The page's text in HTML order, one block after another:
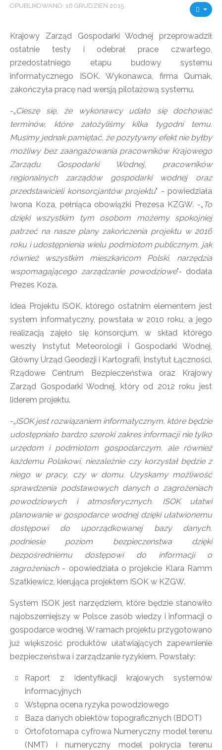
OPUBLIKOWANO: 16 GRUDZIEŃ 2015
Krajowy Zarząd Gospodarki Wodnej przeprowadził
ostatnie testy i odebrał prace czwartego,
przedostatniego etapu budowy systemu
informatycznego ISOK. Wykonawca, firma Qumak,
zakończyła pracę nad wersją pilotażową systemu.
-„Cieszę się, że wykonawcy udało się dochować
terminów, które założyliśmy kilka tygodni temu.
Musimy jednak pamiętać, że pozytywny efekt nie byłby
możliwy bez zaangażowania pracowników Krajowego
Zarządu Gospodarki Wodnej, pracowników
regionalnych zarządów gospodarki wodnej oraz
przedstawicieli konsorcjantów projektu" - powiedziała
Iwona Koza, pełniąca obowiązki Prezesa KZGW. -„ To
dzięki wszystkim tym osobom możemy spokojniej
patrzeć na nasze plany zakończenia projektu w 2016
roku i udostępnienia wielu podmiotom publicznym, jak
również wszystkim mieszkańcom Polski, narzędzia
wspomagającego zarządzanie powodziowe"‑ dodała
Prezes Koza.
Idea Projektu ISOK, którego ostatnim elementem jest
system informatyczny, powstała w 2010 roku, a jego
realizacją zajęło się konsorcjum, w skład którego
weszły Instytut Meteorologii i Gospodarki Wodnej,
Główny Urząd Geodezji i Kartografii, Instytut Łączności,
Rządowe Centrum Bezpieczeństwa oraz Krajowy
Zarząd Gospodarki Wodnej, który od 2012 roku jest
liderem projektu.
-„ISOK jest rozwiązaniem informatycznym, które będzie
udostępniało bardzo szeroki zakres informacji nie tylko
urzędom i podmiotom gospodarczym, ale również
każdemu Polakowi, niezależnie czy korzystał będzie z
niego w pracy, czy w domu. Uzyskamy możliwość
sprawdzenia podstawowych danych o zagrożeniach
powodziowych i atmosferycznych. ISOK ułatwi
planowanie w gospodarce wodnej dzięki ułatwionemu
dostępowi do uporządkowanej bazy danych,
podniesie poziom bezpieczeństwa dzięki
bezpośredniemu dostępowi do informacji o
zagrożeniach - opowiedziała o projekcie Klara Ramm
Szatkiewicz, kierująca projektem ISOK w KZGW.
System ISOK jest narzędziem, które będzie stanowiło
najobszerniejszy w Polsce zasób wiedzy i informacji o
gospodarce wodnej. W ramach projektu przygotowano
już większość produktów ułatwiających zapewnienie
bezpieczeństwa i zarządzanie ryzykiem. Powstały:
Raport z identyfikacji krajowych systemów
informacyjnych
Wstępna ocena ryzyka powodziowego
Baza danych obiektów topograficznych (BDOT)
Ortofotomapa cyfrowa Numeryczny model terenu
(NMT) i numeryczny model pokrycia terenu